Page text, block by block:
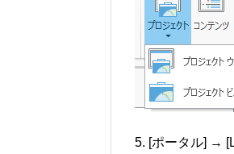
5. [ポータル] →